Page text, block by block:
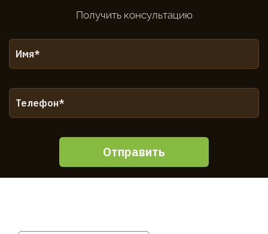
Получить консультацию
Отправить